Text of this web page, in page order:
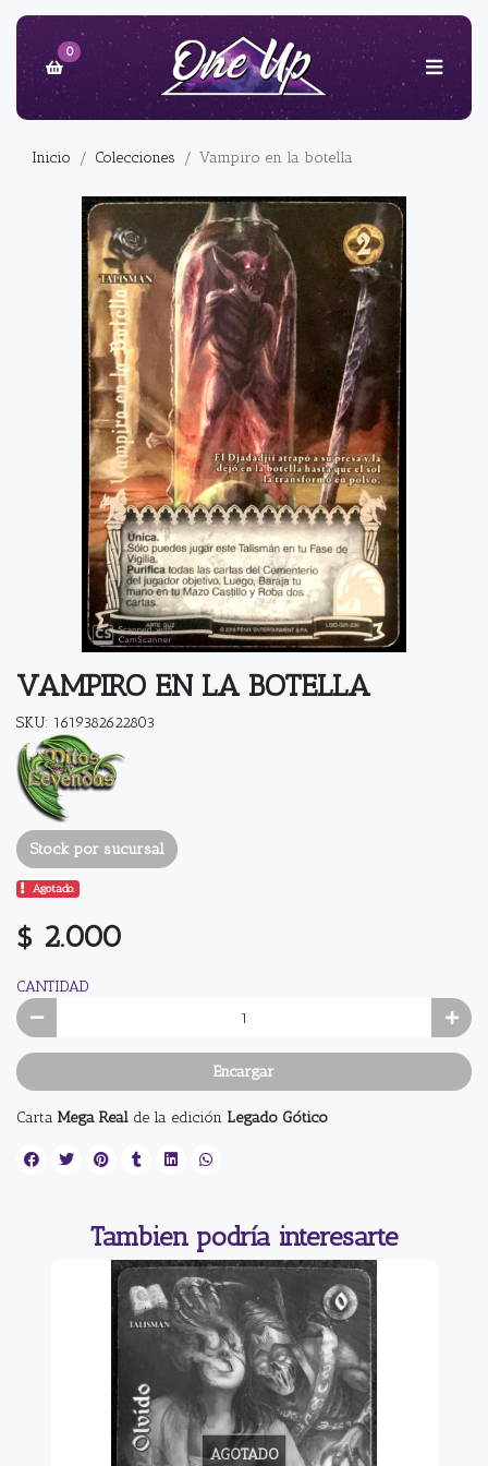
0
Inicio Colecciones Vampiro en la botella
VAMPIRO EN LA BOTELLA
SKU: 1619382622803
Stock por sucursal
Agotado.
$ 2.000
CANTIDAD
Encargar
Carta Mega Real de la edición Legado Gótico
Tambien podría interesarte
AGOTADO